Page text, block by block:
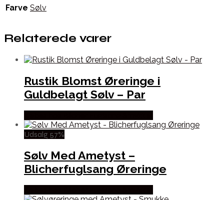
Farve Sølv
Relaterede varer
Rustik Blomst Øreringe i
Guldbelagt Sølv – Par
Udsalg 57%
Sølv Med Ametyst –
Blicherfuglsang Øreringe